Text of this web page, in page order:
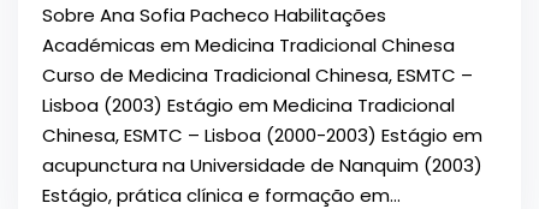
Sobre Ana Sofia Pacheco Habilitações
Académicas em Medicina Tradicional Chinesa
Curso de Medicina Tradicional Chinesa, ESMTC –
Lisboa (2003) Estágio em Medicina Tradicional
Chinesa, ESMTC – Lisboa (2000-2003) Estágio em
acupunctura na Universidade de Nanquim (2003)
Estágio, prática clínica e formação em...